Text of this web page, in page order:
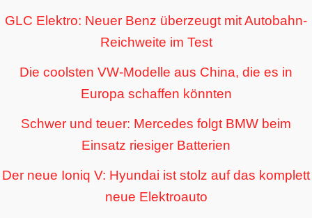
GLC Elektro: Neuer Benz überzeugt mit Autobahn-
Reichweite im Test
Die coolsten VW-Modelle aus China, die es in
Europa schaffen könnten
Schwer und teuer: Mercedes folgt BMW beim
Einsatz riesiger Batterien
Der neue Ioniq V: Hyundai ist stolz auf das komplett
neue Elektroauto